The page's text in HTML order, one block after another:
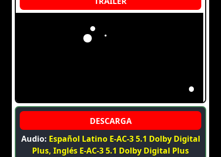
Audio: Español Latino E-AC-3 5.1 Dolby Digital
Plus, Inglés E-AC-3 5.1 Dolby Digital Plus